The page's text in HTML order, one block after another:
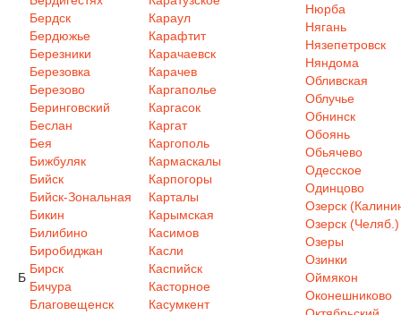
Б
Бердск
Бердюжье
Березники
Березовка
Березово
Беринговский
Беслан
Бея
Бижбуляк
Бийск
Бийск-Зональная
Бикин
Билибино
Биробиджан
Бирск
Бичура
Благовещенск
Караул
Карафтит
Карачаевск
Карачев
Каргаполье
Каргасок
Каргат
Каргополь
Кармаскалы
Карпогоры
Карталы
Карымская
Касимов
Касли
Каспийск
Касторное
Касумкент
Нюрба
Нягань
Нязепетровск
Няндома
Обливская
Облучье
Обнинск
Обоянь
Обьячево
Одесское
Одинцово
Озерск
Озерск (Челяб.)
Озеры
Озинки
Оймякон
Оконешниково